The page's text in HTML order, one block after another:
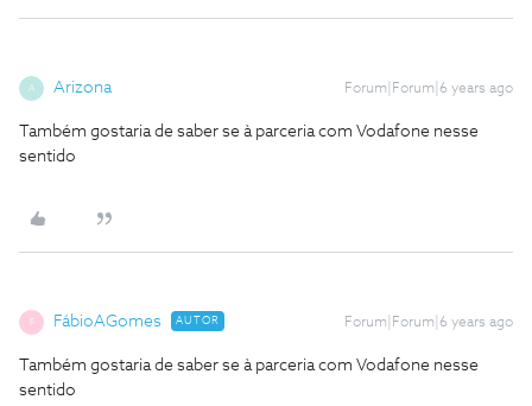
A Arizona Forum|Forum|6 years ago
Também gostaria de saber se à parceria com Vodafone nesse
sentido
FábioAGomes AUTOR Forum|Forum|6 years ago
Também gostaria de saber se à parceria com Vodafone nesse
sentido